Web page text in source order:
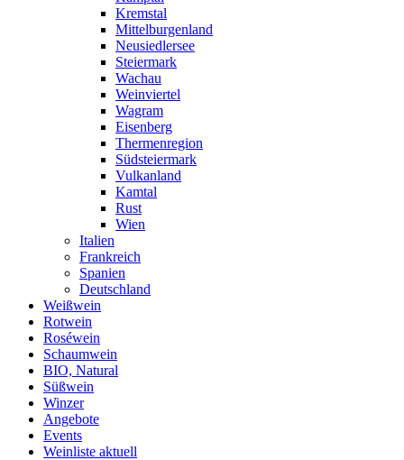
Kremstal
Mittelburgenland
Neusiedlersee
Steiermark
Wachau
Weinviertel
Wagram
Eisenberg
Thermenregion
Südsteiermark
Vulkanland
Kamtal
Rust
Wien
Italien
Frankreich
Spanien
Deutschland
Weißwein
Rotwein
Roséwein
Schaumwein
BIO, Natural
Süßwein
Winzer
Angebote
Events
Weinliste aktuell